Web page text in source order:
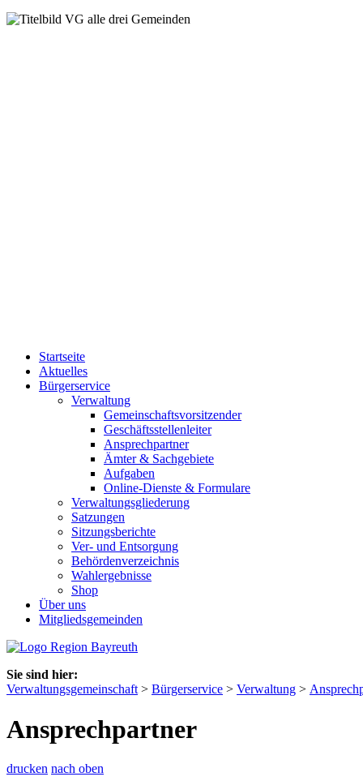
Startseite
Aktuelles
Bürgerservice
Verwaltung
Gemeinschaftsvorsitzender
Geschäftsstellenleiter
Ansprechpartner
Ämter & Sachgebiete
Aufgaben
Online-Dienste & Formulare
Verwaltungsgliederung
Satzungen
Sitzungsberichte
Ver- und Entsorgung
Behördenverzeichnis
Wahlergebnisse
Shop
Über uns
Mitgliedsgemeinden
Sie sind hier:
Verwaltungsgemeinschaft > Bürgerservice > Verwaltung >
Ansprechpartner
drucken nach oben